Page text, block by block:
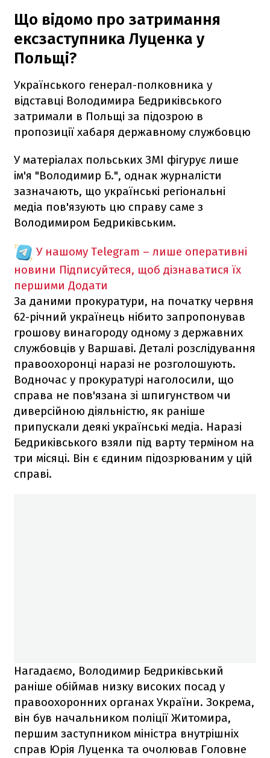
Що відомо про затримання
ексзаступника Луценка у
Польщі?
Українського генерал-полковника у
відставці Володимира Бедриківського
затримали в Польщі за підозрою в
пропозиції хабаря державному службовцю
У матеріалах польських ЗМІ фігурує лише
ім'я "Володимир Б.", однак журналісти
зазначають, що українські регіональні
медіа пов'язують цю справу саме з
Володимиром Бедриківським.
У нашому Telegram – лише оперативні
новини Підписуйтеся, щоб дізнаватися їх
першими Додати
За даними прокуратури, на початку червня
62-річний українець нібито запропонував
грошову винагороду одному з державних
службовців у Варшаві. Деталі розслідування
правоохоронці наразі не розголошують.
Водночас у прокуратурі наголосили, що
справа не пов'язана зі шпигунством чи
диверсійною діяльністю, як раніше
припускали деякі українські медіа. Наразі
Бедриківського взяли під варту терміном на
три місяці. Він є єдиним підозрюваним у цій
справі.
Нагадаємо, Володимир Бедриківський
раніше обіймав низку високих посад у
правоохоронних органах України. Зокрема,
він був начальником поліції Житомира,
першим заступником міністра внутрішніх
справ Юрія Луценка та очолював Головне